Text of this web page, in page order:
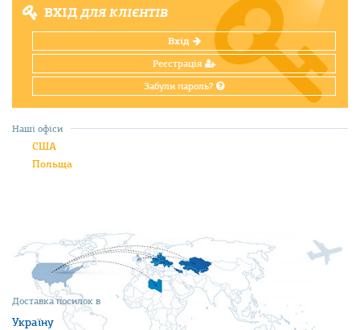
ВХІДДЛЯ КЛІЄНТІВ
Вхід
Реєстрація
Забули пароль?
Доставка посилок в
Україну
Наші офіси
США
Польща